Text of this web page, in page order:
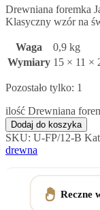
Drewniana foremka
Klasyczny wzór na
Waga
0,9 kg
Wymiary 15 × 11 ×
Pozostało tylko: 1
ilość Drewniana
Dodaj do koszyka
SKU: U-FP/12-B
drewna
Reczne